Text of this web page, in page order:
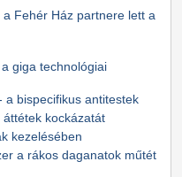
Fehér Ház partnere lett a
giga technológiai
a bispecifikus antitestek
kockázatát
kezelésében
a rákos daganatok műtét